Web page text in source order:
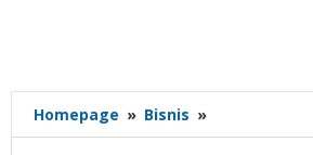
Homepage » Bisnis »
Ekspor